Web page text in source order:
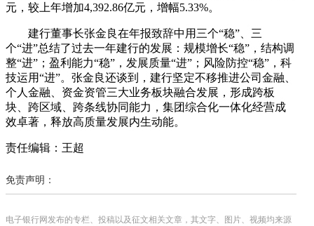
元，较上年增加4,392.86亿元，增幅5.33%。
建行董事长张金良在年报致辞中用三个“稳”、三
个“进”总结了过去一年建行的发展：规模增长“稳”，结构调
整“进”；盈利能力“稳”，发展质量“进”；风险防控“稳”，科
技运用“进”。张金良还谈到，建行坚定不移推进公司金融、
个人金融、资金资管三大业务板块融合发展，形成跨板
块、跨区域、跨条线协同能力，集团综合化一体化经营成
效卓著，释放高质量发展内生动能。
责任编辑：王超
免责声明：
电子银行网发布的专栏、投稿以及征文相关文章，其文字、图片、视频均来源